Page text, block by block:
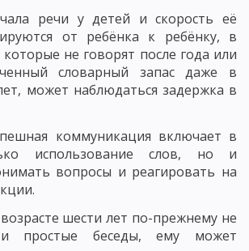
речи у детей и скорость её
от ребёнка к ребёнку, в
не говорят после года или
словарный запас даже в
может наблюдаться задержка в
коммуникация включает в
использование слов, но и
вопросы и реагировать на
шести лет по-прежнему не
простые беседы, ему может